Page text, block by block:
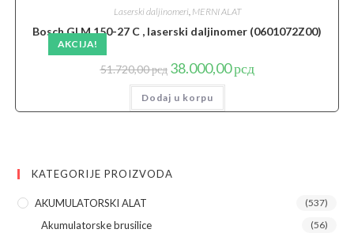
AKCIJA!
Laserski daljinomeri, MERNI ALAT
Bosch GLM 150-27 C , laserski daljinomer (0601072Z00)
51.720,00рсд Originalna
cena
je
bila:
51.720,00 рсд.
38.000,00рсдTrenutna
cena
Dodaj u korpu
KATEGORIJE PROIZVODA
AKUMULATORSKI ALAT (537)
Akumulatorske brusilice (56)